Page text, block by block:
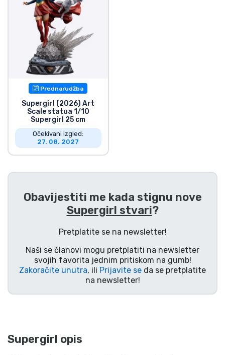
Prednarudžba
Supergirl (2026) Art
Scale statua 1/10
Supergirl 25 cm
Očekivani izgled:
27. 08. 2027
Obavijestiti me kada stignu nove
Supergirl stvari?
Pretplatite se na newsletter!
Naši se članovi mogu pretplatiti na newsletter
svojih favorita jednim pritiskom na gumb!
Zakoračite unutra, ili Prijavite se da se pretplatite
na newsletter!
Supergirl opis